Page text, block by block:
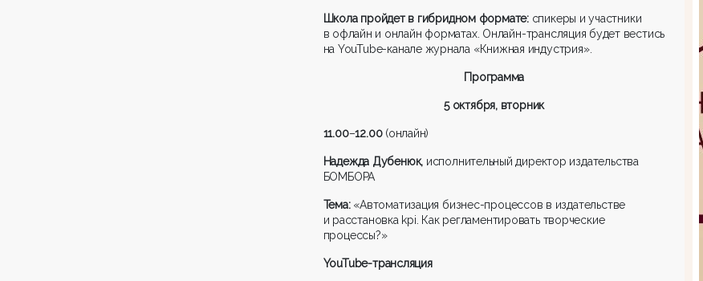
Школа пройдет в гибридном формате:спикеры и участники
в офлайн и онлайн форматах. Онлайн-трансляция будет вестись
на YouTube-канале журнала «Книжная индустрия».
Программа
5 октября, вторник
11.00–12.00 (онлайн)
Надежда Дубенюк, исполнительный директор издательства
БОМБОРА
Тема: «Автоматизация бизнес-процессов в издательстве
и расстановка kpi. Как регламентировать творческие
процессы?»
YouTube-трансляция